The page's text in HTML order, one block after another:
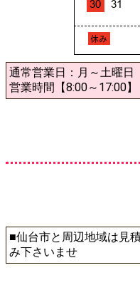
通常営業日：月～土曜日
営業時間【8:00～17:00】
■仙台市と周辺地域は見
み下さいませ